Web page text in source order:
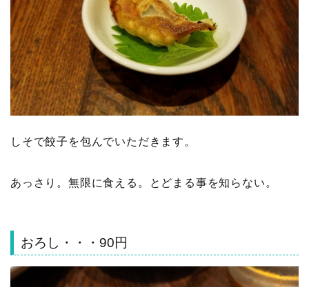
しそで餃子を包んでいただきます。
あっさり。無限に食える。とどまる事を知らない。
おろし・・・90円